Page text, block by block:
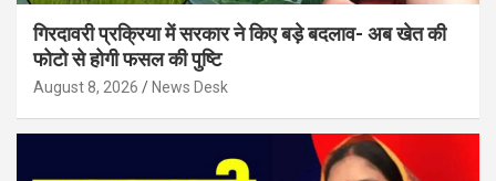
गिरदावरी प्रक्रिया में सरकार ने किए बड़े बदलाव- अब खेत की
फोटो से होगी फसल की पुष्टि
August 8, 2026 News Desk